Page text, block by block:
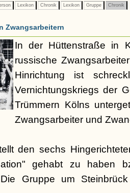
Lexikon Chronik Lexikon Gruppe Chronik
Zwangsarbeitern
In der Hüttenstraße in
russische
Hinrichtung ist
Vernichtungskriegs der
Trümmern Kölns
Zwangsarbeiter und
den sechs
gehabt zu haben
Gruppe um